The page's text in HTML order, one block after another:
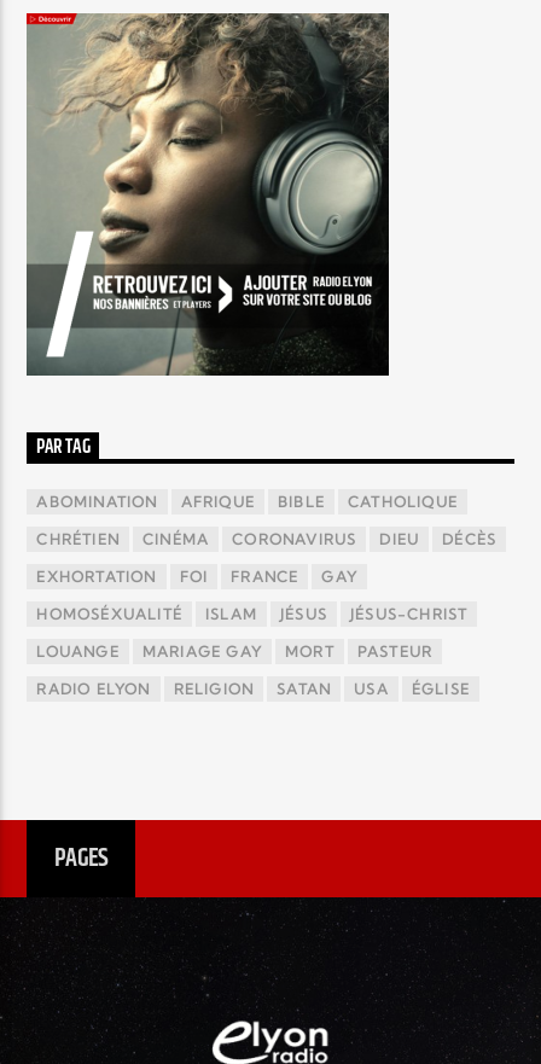
PAR TAG
ABOMINATION AFRIQUE BIBLE CATHOLIQUE
CHRÉTIEN CINÉMA CORONAVIRUS DIEU DÉCÈS
EXHORTATION FOI FRANCE GAY
HOMOSÉXUALITÉ ISLAM JÉSUS JÉSUS-CHRIST
LOUANGE MARIAGE GAY MORT PASTEUR
RADIO ELYON RELIGION SATAN USA ÉGLISE
PAGES